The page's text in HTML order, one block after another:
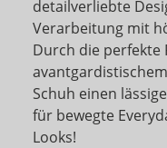
detailverliebte
Verarbeitung mit
Durch die perfekte
Schuh einen
für bewegte
Looks!